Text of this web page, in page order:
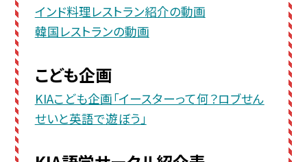
インド料理レストラン紹介の動画
韓国レストランの動画
こども企画
KIAこども企画「イースターって何？ロブせん
せいと英語で遊ぼう」